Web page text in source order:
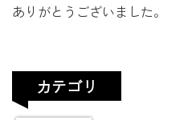
ありがとうございました。
カテゴリ